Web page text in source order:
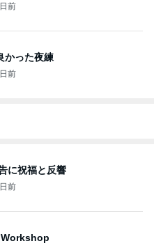
前
かった夜練
前
に祝福と反響
前